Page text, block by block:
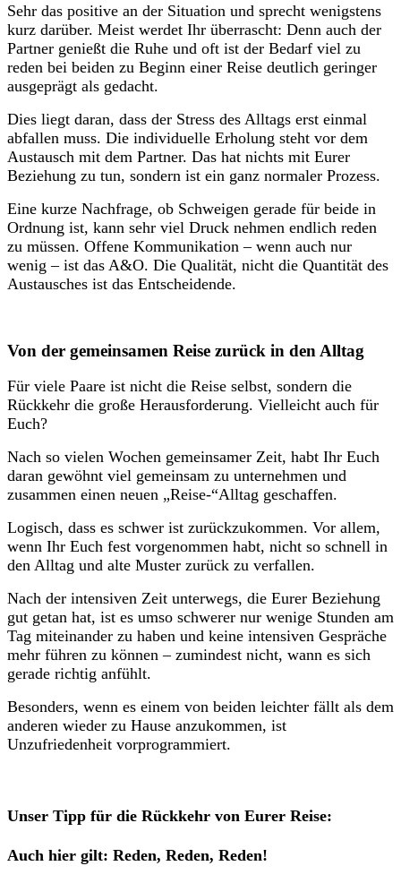
Sehr das positive an der Situation und sprecht wenigstens
kurz darüber. Meist werdet Ihr überrascht: Denn auch der
Partner genießt die Ruhe und oft ist der Bedarf viel zu
reden bei beiden zu Beginn einer Reise deutlich geringer
ausgeprägt als gedacht.
Dies liegt daran, dass der Stress des Alltags erst einmal
abfallen muss. Die individuelle Erholung steht vor dem
Austausch mit dem Partner. Das hat nichts mit Eurer
Beziehung zu tun, sondern ist ein ganz normaler Prozess.
Eine kurze Nachfrage, ob Schweigen gerade für beide in
Ordnung ist, kann sehr viel Druck nehmen endlich reden
zu müssen. Offene Kommunikation – wenn auch nur
wenig – ist das A&O. Die Qualität, nicht die Quantität des
Austausches ist das Entscheidende.
Von der gemeinsamen Reise zurück in den Alltag
Für viele Paare ist nicht die Reise selbst, sondern die
Rückkehr die große Herausforderung. Vielleicht auch für
Euch?
Nach so vielen Wochen gemeinsamer Zeit, habt Ihr Euch
daran gewöhnt viel gemeinsam zu unternehmen und
zusammen einen neuen „Reise-“Alltag geschaffen.
Logisch, dass es schwer ist zurückzukommen. Vor allem,
wenn Ihr Euch fest vorgenommen habt, nicht so schnell in
den Alltag und alte Muster zurück zu verfallen.
Nach der intensiven Zeit unterwegs, die Eurer Beziehung
gut getan hat, ist es umso schwerer nur wenige Stunden am
Tag miteinander zu haben und keine intensiven Gespräche
mehr führen zu können – zumindest nicht, wann es sich
gerade richtig anfühlt.
Besonders, wenn es einem von beiden leichter fällt als dem
anderen wieder zu Hause anzukommen, ist
Unzufriedenheit vorprogrammiert.
Unser Tipp für die Rückkehr von Eurer Reise:
Auch hier gilt: Reden, Reden, Reden!